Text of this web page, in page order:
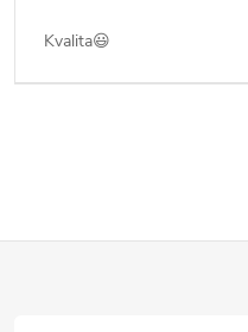
Kvalita😃